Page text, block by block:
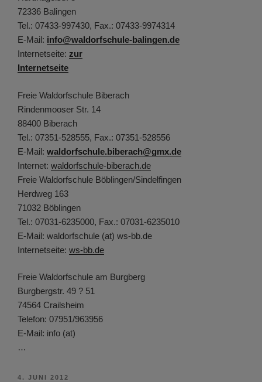
72336 Balingen
Tel.: 07433-997430, Fax.: 07433-9974314
E-Mail: info@waldorfschule-balingen.de
Internetseite: zur
Internetseite
Freie Waldorfschule Biberach
Rindenmooser Str. 14
88400 Biberach
Tel.: 07351-528555, Fax.: 07351-528556
E-Mail: waldorfschule.biberach@gmx.de
Internet: waldorfschule-biberach.de
Freie Waldorfschule Böblingen/Sindelfingen
Herdweg 163
71032 Böblingen
Tel.: 07031-6235000, Fax.: 07031-6235010
E-Mail: waldorfschule (at) ws-bb.de
Internetseite: ws-bb.de
Freie Waldorfschule am Burgberg
Burgbergstr. 49 ? 51
74564 Crailsheim
Telefon: 07951/963956
E-Mail: info (at)
…
VERÖFFENTLICHT
4. JUNI 2012